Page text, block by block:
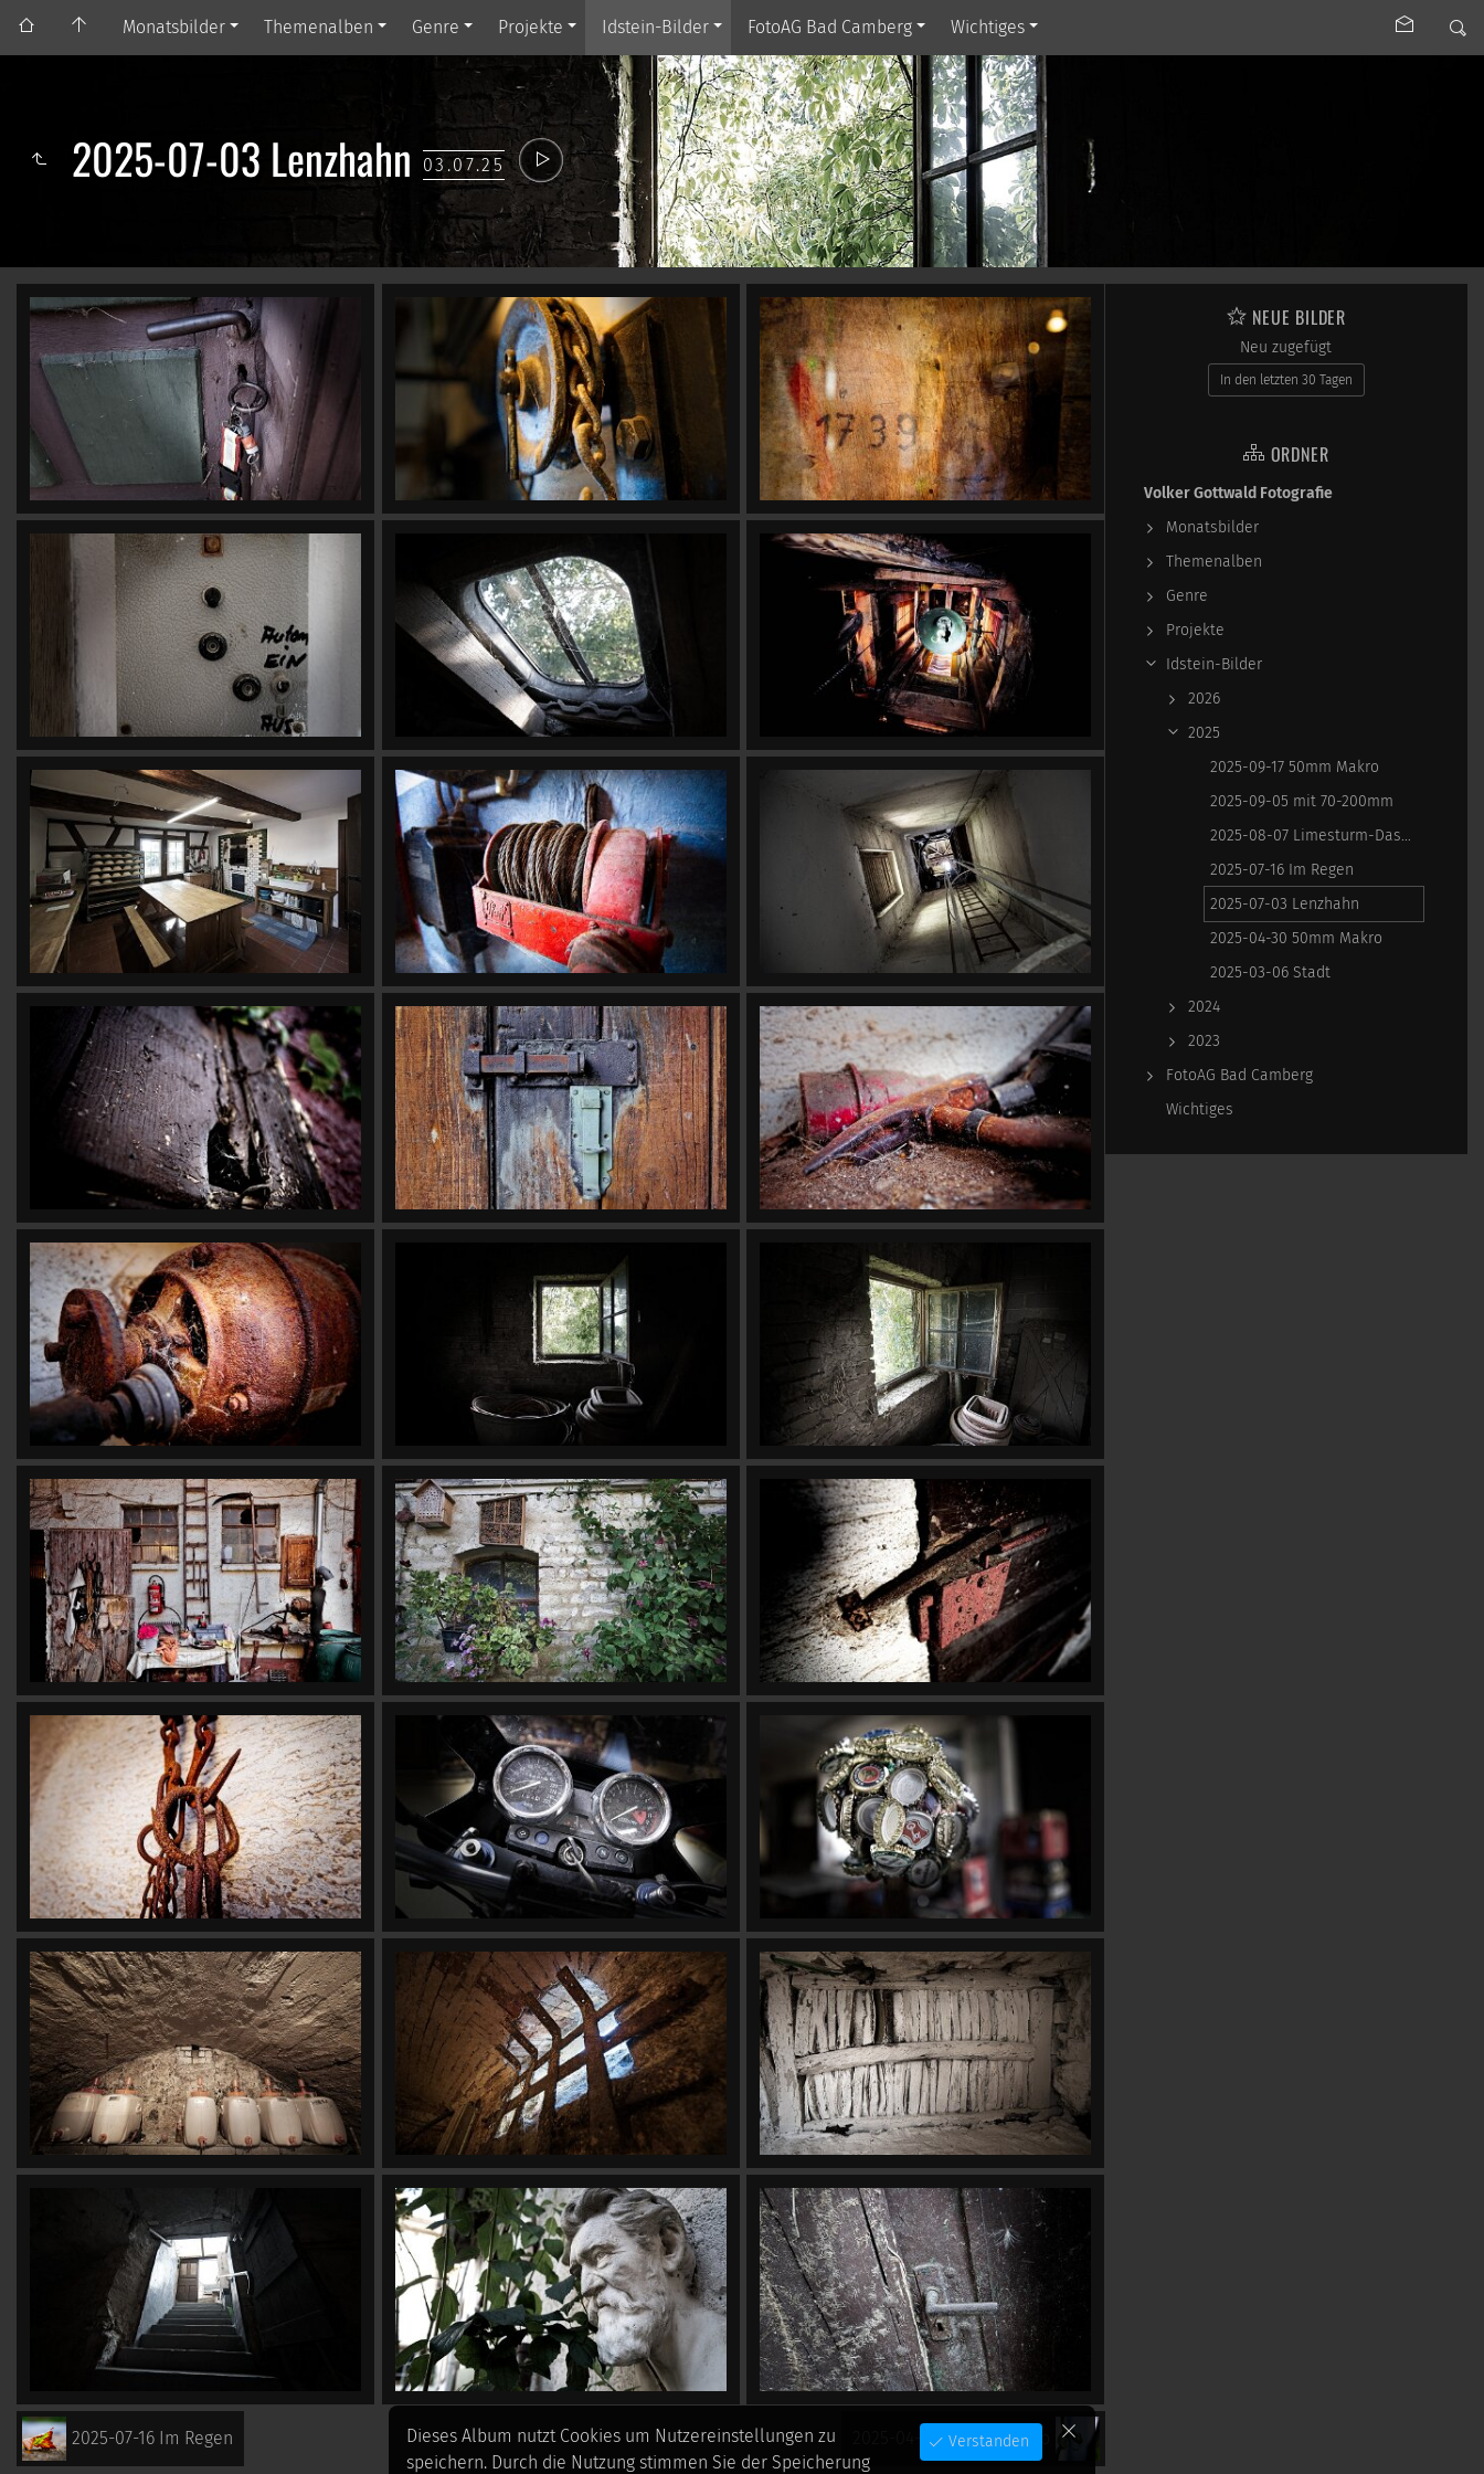
Monatsbilder Themenalben Genre Projekte Idstein-Bilder FotoAG Bad Camberg Wichtiges
2025-07-03 Lenzhahn 03.07.25
2025-07-16 Im Regen 2025-04-30_50mm Makro
NEUE BILDER
Neu zugefügt
In den letzten 30 Tagen
ORDNER
Volker Gottwald Fotografie
Monatsbilder
Themenalben
Genre
Projekte
Idstein-Bilder
2026
2025
2025-09-17 50mm Makro
2025-09-05 mit 70-200mm
2025-08-07 Limesturm-Dasbach
2025-07-16 Im Regen
2025-07-03 Lenzhahn
2025-04-30 50mm Makro
2025-03-06 Stadt
2024
2023
FotoAG Bad Camberg
Wichtiges
Dieses Album nutzt Cookies um Nutzereinstellungen zu
speichern. Durch die Nutzung stimmen Sie der Speicherung
Verstanden